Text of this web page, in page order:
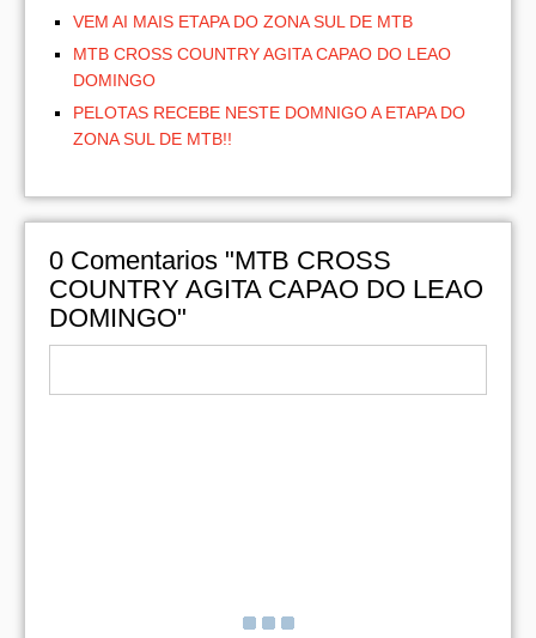
VEM AI MAIS ETAPA DO ZONA SUL DE MTB
MTB CROSS COUNTRY AGITA CAPAO DO LEAO
DOMINGO
PELOTAS RECEBE NESTE DOMNIGO A ETAPA DO
ZONA SUL DE MTB!!
0 Comentarios "MTB CROSS
COUNTRY AGITA CAPAO DO LEAO
DOMINGO"